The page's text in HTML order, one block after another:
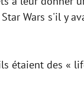
Wars s'il y
des «